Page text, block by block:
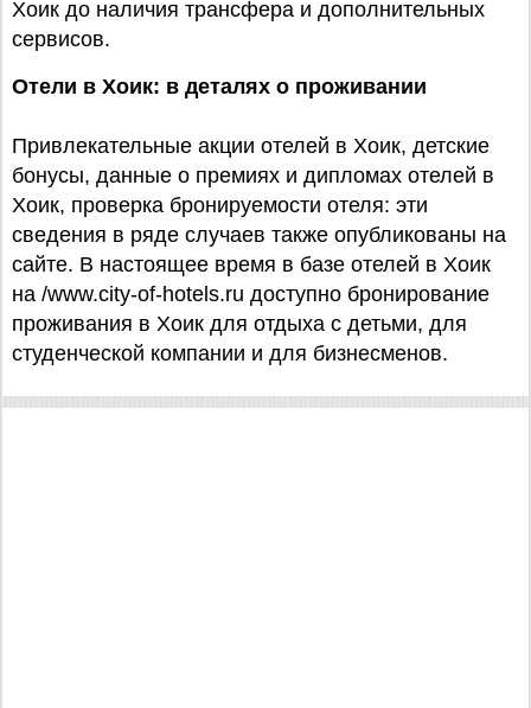
Хоик до наличия трансфера и дополнительных
сервисов.
Отели в Хоик: в деталях о проживании
Привлекательные акции отелей в Хоик, детские
бонусы, данные о премиях и дипломах отелей в
Хоик, проверка бронируемости отеля: эти
сведения в ряде случаев также опубликованы на
сайте. В настоящее время в базе отелей в Хоик
на /www.city-of-hotels.ru доступно бронирование
проживания в Хоик для отдыха с детьми, для
студенческой компании и для бизнесменов.